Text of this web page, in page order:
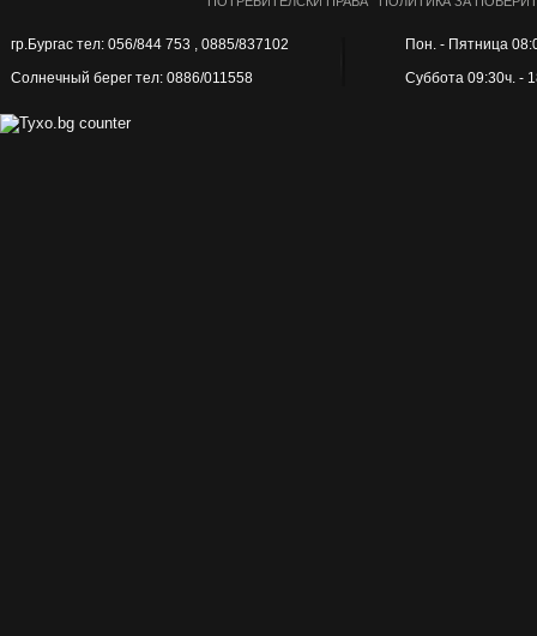
гр.Бургас тел: 056/844 753 , 0885/837102
Солнечный берег тел: 0886/011558
Пон. - Пятница
Суббота 09:30ч. -